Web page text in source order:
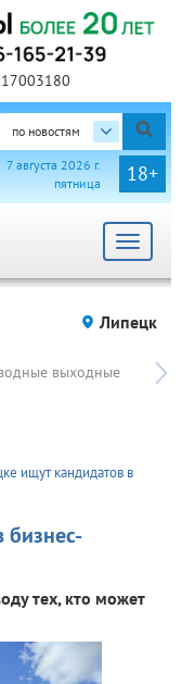
по новостям
18+
7 августа 2026 г.
пятница
Toggle
Липецк
выходные
ищут кандидатов в
бизнес-
тех, кто может